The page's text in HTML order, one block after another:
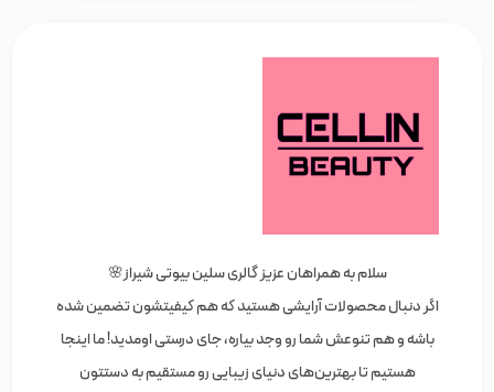
سلام به همراهان عزیز گالری سلین بیوتی شیراز🌸
اگر دنبال محصولات آرایشی هستید که هم کیفیتشون تضمین شده
باشه و هم تنوعش شما رو وجد بیاره، جای درستی اومدید! ما اینجا
هستیم تا بهترین‌های دنیای زیبایی رو مستقیم به دستتون